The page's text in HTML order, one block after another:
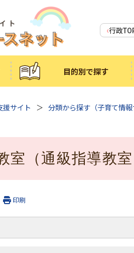
行政
目的別で探す
援サイト 分類から探す（子育て情
室（通級指導教室
印刷